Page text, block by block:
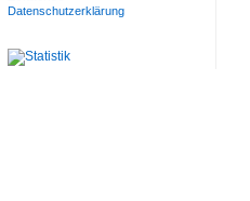
Datenschutzerklärung